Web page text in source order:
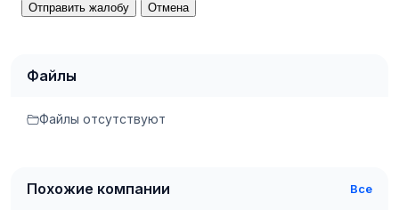
Отправить жалобу Отмена
Файлы
Файлы отсутствуют
Похожие компании Все